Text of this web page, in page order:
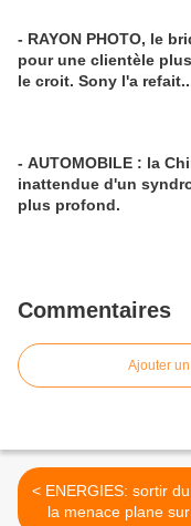
- RAYON PHOTO, le
pour une clientèle
le croit. Sony l'a
- AUTOMOBILE : la
inattendue d'un
plus profond.
Commentaires
Ajouter
< ENERGIES: sortir du bois,
la menace plane